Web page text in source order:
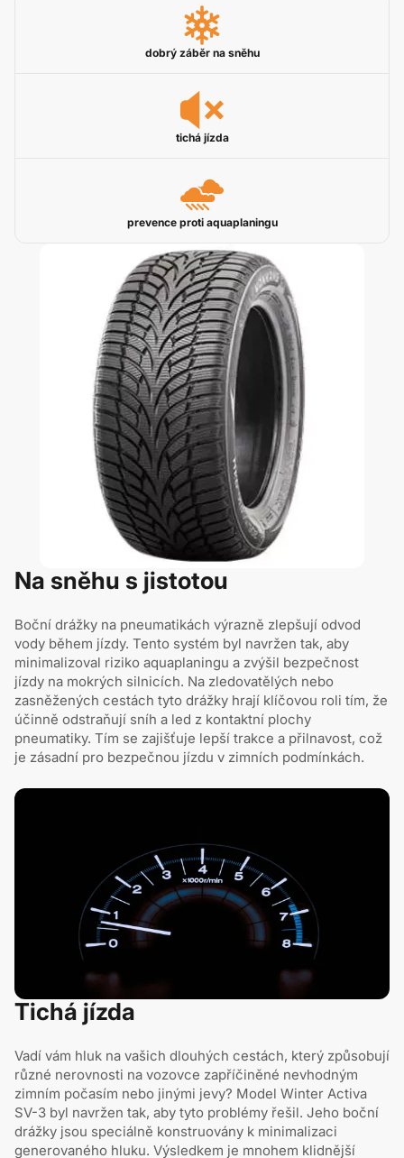
dobrý záběr na sněhu
tichá jízda
prevence proti aquaplaningu
Na sněhu s jistotou
Boční drážky na pneumatikách výrazně zlepšují odvod
vody během jízdy. Tento systém byl navržen tak, aby
minimalizoval riziko aquaplaningu a zvýšil bezpečnost
jízdy na mokrých silnicích. Na zledovatělých nebo
zasněžených cestách tyto drážky hrají klíčovou roli tím, že
účinně odstraňují sníh a led z kontaktní plochy
pneumatiky. Tím se zajišťuje lepší trakce a přilnavost, což
je zásadní pro bezpečnou jízdu v zimních podmínkách.
Tichá jízda
Vadí vám hluk na vašich dlouhých cestách, který způsobují
různé nerovnosti na vozovce zapříčiněné nevhodným
zimním počasím nebo jinými jevy? Model Winter Activa
SV-3 byl navržen tak, aby tyto problémy řešil. Jeho boční
drážky jsou speciálně konstruovány k minimalizaci
generovaného hluku. Výsledkem je mnohem klidnější